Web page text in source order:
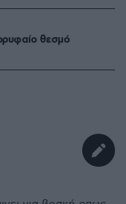
θεσμό